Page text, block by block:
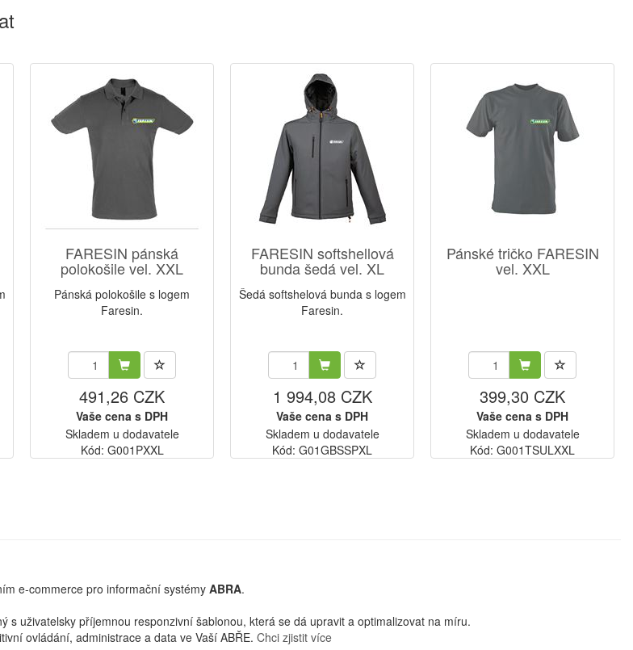
FARESIN pánská
polokošile vel. XXL
Pánská polokošile s logem
Faresin.
491,26 CZK
Vaše cena s DPH
Skladem u dodavatele
Kód: G001PXXL
FARESIN softshellová
bunda šedá vel. XL
Šedá softshelová bunda s logem
Faresin.
1 994,08 CZK
Vaše cena s DPH
Skladem u dodavatele
Kód: G01GBSSPXL
Pánské tričko FARESIN
vel. XXL
399,30 CZK
Vaše cena s DPH
Skladem u dodavatele
Kód: G001TSULXXL
e-commerce pro informační systémy ABRA.
s uživatelsky příjemnou responzivní šablonou, která se dá upravit a optimalizovat na míru.
ovládání, administrace a data ve Vaší ABŘE. Chci zjistit více